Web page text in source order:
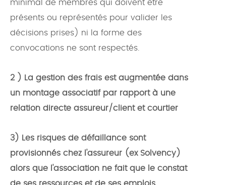
minimal de membres qui doivent être
présents ou représentés pour valider les
décisions prises) ni la forme des
convocations ne sont respectés.
2 ) La gestion des frais est augmentée dans
un montage associatif par rapport à une
relation directe assureur/client et courtier
3) Les risques de défaillance sont
provisionnés chez l'assureur (ex Solvency)
alors que l'association ne fait que le constat